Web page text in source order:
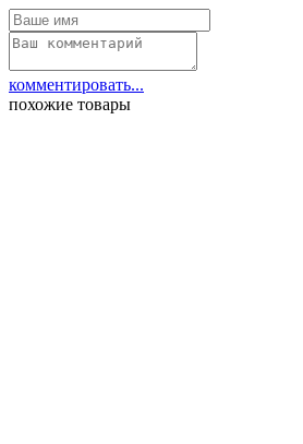
комментировать...
похожие товары